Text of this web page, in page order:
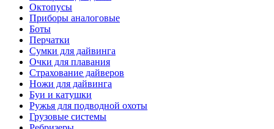
Октопусы
Приборы аналоговые
Боты
Перчатки
Сумки для дайвинга
Очки для плавания
Страхование дайверов
Ножи для дайвинга
Буи и катушки
Ружья для подводной охоты
Грузовые системы